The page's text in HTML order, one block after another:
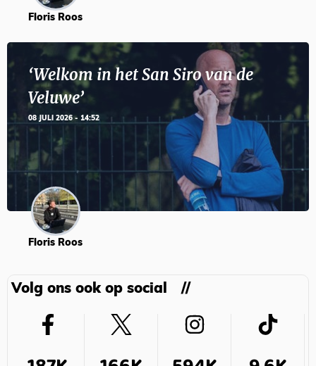
Floris Roos
‘Welkom in het San Siro van de
Veluwe’
08 JULI 2026 - 14:52
Floris Roos
Volg ons ook op social